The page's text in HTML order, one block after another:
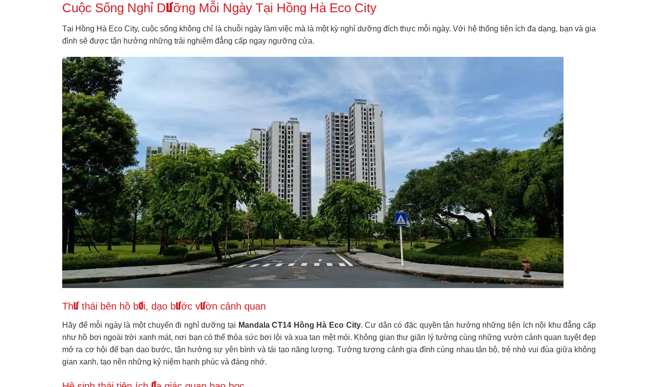
Cuộc Sống Nghỉ Dưỡng Mỗi Ngày Tại Hồng Hà Eco City
Tại Hồng Hà Eco City, cuộc sống không chỉ là chuỗi ngày làm việc mà là một kỳ nghỉ dưỡng đích thực mỗi ngày. Với hệ thống tiện ích đa dạng, bạn và gia
đình sẽ được tận hưởng những trải nghiệm đẳng cấp ngay ngưỡng cửa.
Thư thái bên hồ bơi, dạo bước vườn cảnh quan
Hãy để mỗi ngày là một chuyến đi nghỉ dưỡng tại Mandala CT14 Hồng Hà Eco City. Cư dân có đặc quyền tận hưởng những tiện ích nội khu đẳng cấp
như hồ bơi ngoài trời xanh mát, nơi bạn có thể thỏa sức bơi lội và xua tan mệt mỏi. Không gian thư giãn lý tưởng cùng những vườn cảnh quan tuyệt đẹp
mở ra cơ hội để bạn dạo bước, tận hưởng sự yên bình và tái tạo năng lượng. Tưởng tượng cảnh gia đình cùng nhau tản bộ, trẻ nhỏ vui đùa giữa không
gian xanh, tạo nên những kỷ niệm hạnh phúc và đáng nhớ.